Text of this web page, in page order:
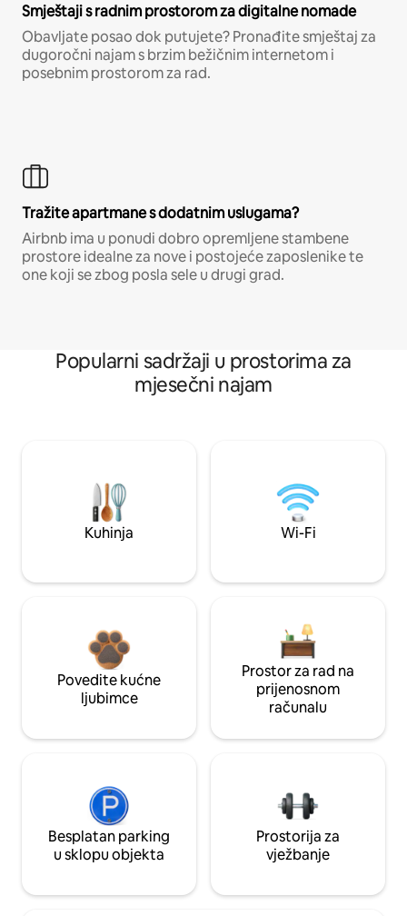
Smještaji s radnim prostorom za digitalne nomade
Obavljate posao dok putujete? Pronađite smještaj za
dugoročni najam s brzim bežičnim internetom i
posebnim prostorom za rad.
Tražite apartmane s dodatnim uslugama?
Airbnb ima u ponudi dobro opremljene stambene
prostore idealne za nove i postojeće zaposlenike te
one koji se zbog posla sele u drugi grad.
Popularni sadržaji u prostorima za
mjesečni najam
Kuhinja Wi-Fi
Povedite kućne
ljubimce
Prostor za rad na
prijenosnom
računalu
Besplatan parking
u sklopu objekta
Prostorija za
vježbanje